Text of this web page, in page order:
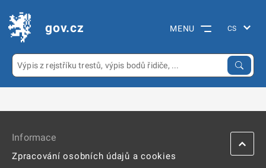
gov.cz MENU
Informace
Zpracování osobních údajů a cookies